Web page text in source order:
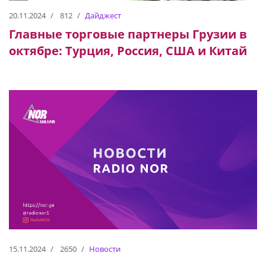
20.11.2024 812 Дайджест
Главные торговые партнеры Грузии в
октябре: Турция, Россия, США и Китай
15.11.2024 2650 Новости